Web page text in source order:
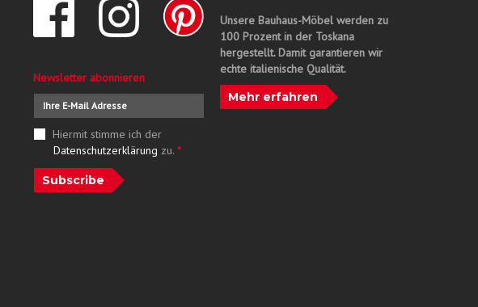
Newsletter abonnieren
Hiermit stimme ich der
Datenschutzerklärung zu. *
Subscribe
Unsere Bauhaus-Möbel werden zu
100 Prozent in der Toskana
hergestellt. Damit garantieren wir
echte italienische Qualität.
Mehr erfahren